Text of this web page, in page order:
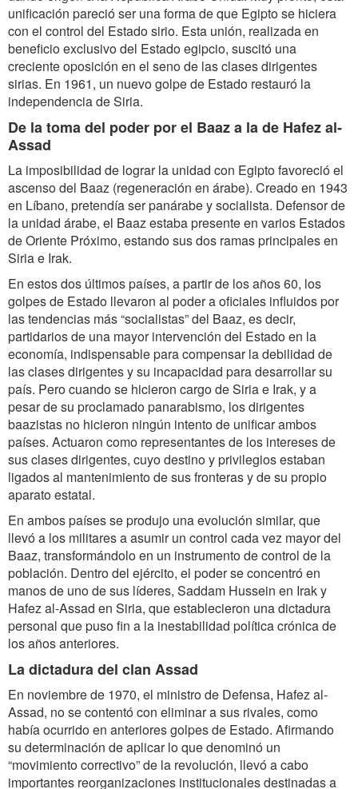
unificación pareció ser una forma de que Egipto se hiciera
con el control del Estado sirio. Esta unión, realizada en
beneficio exclusivo del Estado egipcio, suscitó una
creciente oposición en el seno de las clases dirigentes
sirias. En 1961, un nuevo golpe de Estado restauró la
independencia de Siria.
De la toma del poder por el Baaz a la de Hafez al-
Assad
La imposibilidad de lograr la unidad con Egipto favoreció el
ascenso del Baaz (regeneración en árabe). Creado en 1943
en Líbano, pretendía ser panárabe y socialista. Defensor de
la unidad árabe, el Baaz estaba presente en varios Estados
de Oriente Próximo, estando sus dos ramas principales en
Siria e Irak.
En estos dos últimos países, a partir de los años 60, los
golpes de Estado llevaron al poder a oficiales influidos por
las tendencias más “socialistas” del Baaz, es decir,
partidarios de una mayor intervención del Estado en la
economía, indispensable para compensar la debilidad de
las clases dirigentes y su incapacidad para desarrollar su
país. Pero cuando se hicieron cargo de Siria e Irak, y a
pesar de su proclamado panarabismo, los dirigentes
baazistas no hicieron ningún intento de unificar ambos
países. Actuaron como representantes de los intereses de
sus clases dirigentes, cuyo destino y privilegios estaban
ligados al mantenimiento de sus fronteras y de su propio
aparato estatal.
En ambos países se produjo una evolución similar, que
llevó a los militares a asumir un control cada vez mayor del
Baaz, transformándolo en un instrumento de control de la
población. Dentro del ejército, el poder se concentró en
manos de uno de sus líderes, Saddam Hussein en Irak y
Hafez al-Assad en Siria, que establecieron una dictadura
personal que puso fin a la inestabilidad política crónica de
los años anteriores.
La dictadura del clan Assad
En noviembre de 1970, el ministro de Defensa, Hafez al-
Assad, no se contentó con eliminar a sus rivales, como
había ocurrido en anteriores golpes de Estado. Afirmando
su determinación de aplicar lo que denominó un
“movimiento correctivo” de la revolución, llevó a cabo
importantes reorganizaciones institucionales destinadas a